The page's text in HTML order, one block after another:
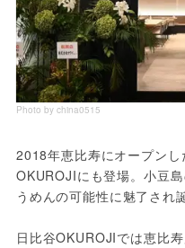
Photo by china0515
2018年恵比寿にオープン
OKUROJIにも登場。小豆
うめんの可能性に魅了され
日比谷OKUROJIでは恵比